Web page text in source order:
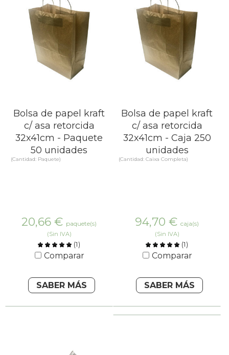
Bolsa de papel kraft
c/ asa retorcida
32x41cm - Paquete
50 unidades
(Cantidad: Paquete)
20,66 € paquete(s)
(Sin IVA)
(1)
Comparar
SABER MÁS
Bolsa de papel kraft
c/ asa retorcida
32x41cm - Caja 250
unidades
(Cantidad: Caixa Completa)
94,70 € caja(s)
(Sin IVA)
(1)
Comparar
SABER MÁS